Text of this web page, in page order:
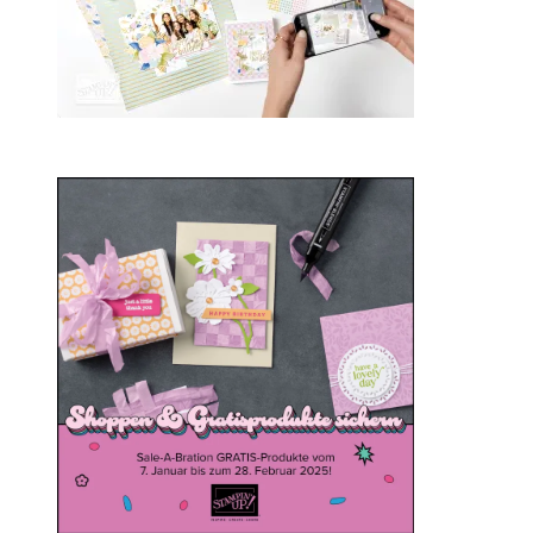
Sale-a-bration 2025
20. Januar 2025